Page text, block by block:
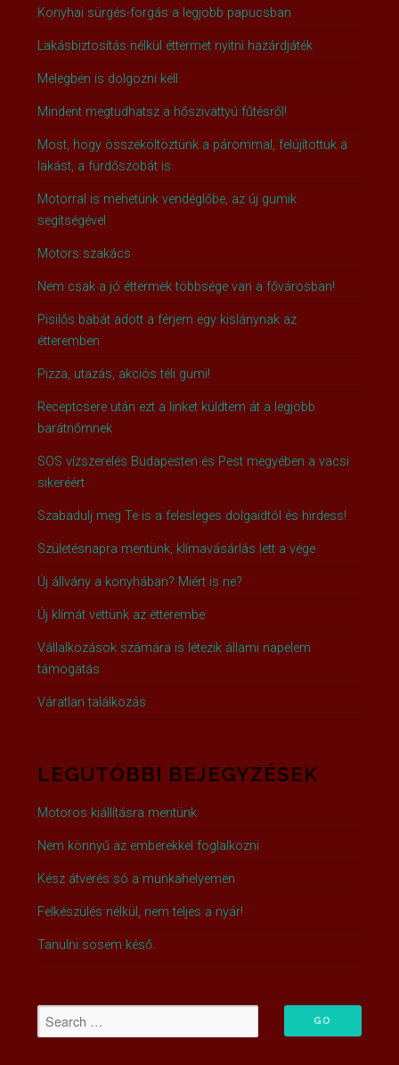
Konyhai sürgés-forgás a legjobb papucsban
Lakásbiztosítás nélkül éttermet nyitni hazárdjáték
Melegben is dolgozni kell
Mindent megtudhatsz a hőszivattyú fűtésről!
Most, hogy összeköltöztünk a párommal, felújítottuk a
lakást, a fürdőszobát is
Motorral is mehetünk vendéglőbe, az új gumik
segítségével
Motors szakács
Nem csak a jó éttermek többsége van a fővárosban!
Pisilős babát adott a férjem egy kislánynak az
étteremben
Pizza, utazás, akciós téli gumi!
Receptcsere után ezt a linket küldtem át a legjobb
barátnőmnek
SOS vízszerelés Budapesten és Pest megyében a vacsi
sikeréért
Szabadulj meg Te is a felesleges dolgaidtól és hirdess!
Születésnapra mentünk, klímavásárlás lett a vége
Új állvány a konyhában? Miért is ne?
Új klímát vettünk az étterembe
Vállalkozások számára is létezik állami napelem
támogatás
Váratlan találkozás
LEGUTÓBBI BEJEGYZÉSEK
Motoros kiállításra mentünk
Nem könnyű az emberekkel foglalkozni
Kész átverés só a munkahelyemen
Felkészülés nélkül, nem teljes a nyár!
Tanulni sosem késő.